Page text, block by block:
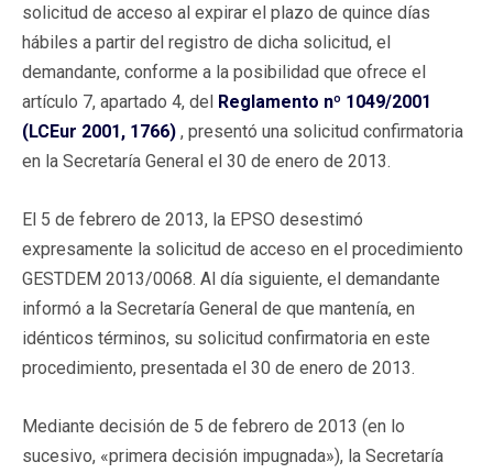
solicitud de acceso al expirar el plazo de quince días
hábiles a partir del registro de dicha solicitud, el
demandante, conforme a la posibilidad que ofrece el
artículo 7, apartado 4, del Reglamento nº 1049/2001
(LCEur 2001, 1766) , presentó una solicitud confirmatoria
en la Secretaría General el 30 de enero de 2013.
El 5 de febrero de 2013, la EPSO desestimó
expresamente la solicitud de acceso en el procedimiento
GESTDEM 2013/0068. Al día siguiente, el demandante
informó a la Secretaría General de que mantenía, en
idénticos términos, su solicitud confirmatoria en este
procedimiento, presentada el 30 de enero de 2013.
Mediante decisión de 5 de febrero de 2013 (en lo
sucesivo, «primera decisión impugnada»), la Secretaría